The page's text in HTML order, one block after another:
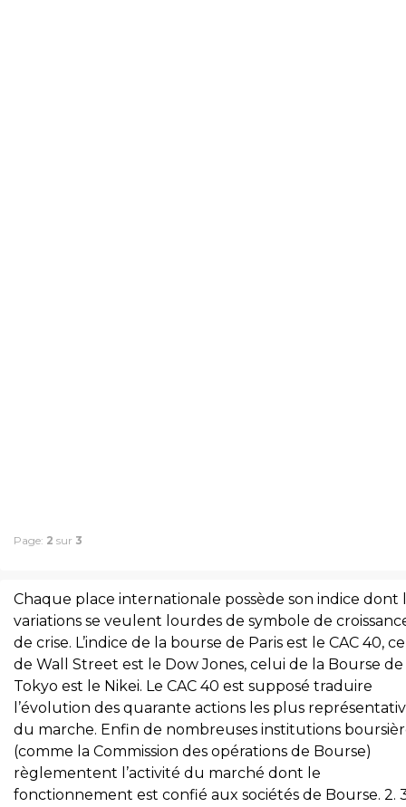
Page: 2 sur 3
Chaque place internationale possède son indice dont
variations se veulent lourdes de symbole de
de crise. L’indice de la bourse de Paris est le CAC 40,
de Wall Street est le Dow Jones, celui de la Bourse de
Tokyo est le Nikei. Le CAC 40 est supposé traduire
l’évolution des quarante actions les plus
du marche. Enfin de nombreuses institutions
(comme la Commission des opérations de Bourse)
règlementent l’activité du marché dont le
fonctionnement est confié aux sociétés de Bourse. 2.